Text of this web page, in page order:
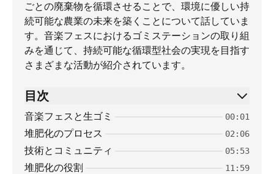
ごとの廃棄物を循環させることで、環境に優しい持
続可能な農業の未来を築くことについて話していま
す。音楽フェスにおけるゴミステーションの取り組
みを通じて、持続可能な循環型社会の実現を目指す
さまざまな活動が紹介されています。
目次
音楽フェスと生ゴミ 00:01
堆肥化のプロセス 02:06
技術とコミュニティ 05:53
堆肥化の役割 11:59